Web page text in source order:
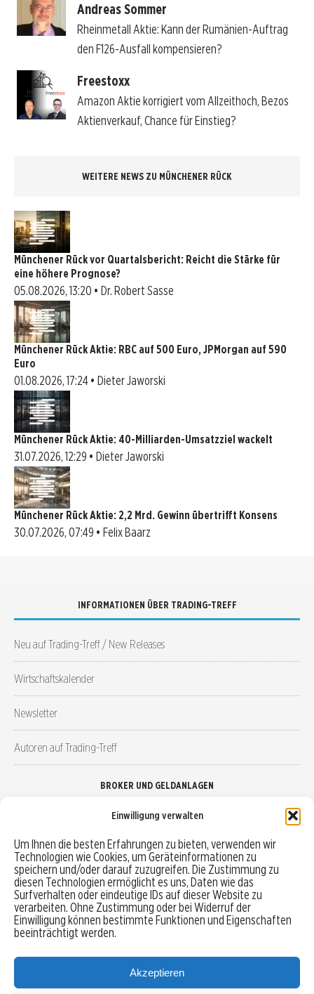
Einwilligung verwalten
Um Ihnen die besten Erfahrungen zu bieten, verwenden wir
Technologien wie Cookies, um Geräteinformationen zu
speichern und/oder darauf zuzugreifen. Die Zustimmung zu
diesen Technologien ermöglicht es uns, Daten wie das
Surfverhalten oder eindeutige IDs auf dieser Website zu
verarbeiten. Ohne Zustimmung oder bei Widerruf der
Einwilligung können bestimmte Funktionen und Eigenschaften
beeinträchtigt werden.
Akzeptieren
Andreas Sommer
Rheinmetall Aktie: Kann der Rumänien-Auftrag
den F126-Ausfall kompensieren?
Freestoxx
Amazon Aktie korrigiert vom Allzeithoch, Bezos
Aktienverkauf, Chance für Einstieg?
WEITERE NEWS ZU MÜNCHENER RÜCK
Münchener Rück vor Quartalsbericht: Reicht die Stärke für
eine höhere Prognose?
05.08.2026, 13:20 • Dr. Robert Sasse
Münchener Rück Aktie: RBC auf 500 Euro, JPMorgan auf 590
Euro
01.08.2026, 17:24 • Dieter Jaworski
Münchener Rück Aktie: 40-Milliarden-Umsatzziel wackelt
31.07.2026, 12:29 • Dieter Jaworski
Münchener Rück Aktie: 2,2 Mrd. Gewinn übertrifft Konsens
30.07.2026, 07:49 • Felix Baarz
INFORMATIONEN ÜBER TRADING-TREFF
Neu auf Trading-Treff / New Releases
Wirtschaftskalender
Newsletter
Autoren auf Trading-Treff
BROKER UND GELDANLAGEN
Robo-Advisor vergleichen
Depotvergleich
Festgeld vergleichen
Tagesgeld vergleichen